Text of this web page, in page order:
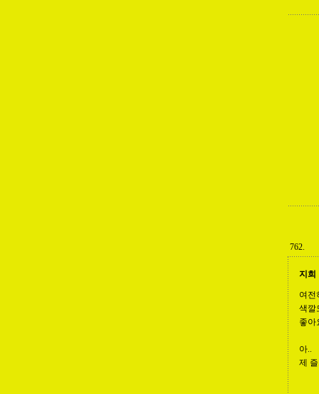
762.
지희
여전
색깔
좋아
아..
제